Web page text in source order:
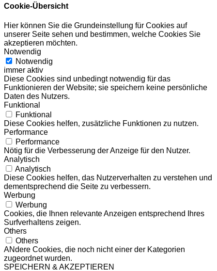
Cookie-Übersicht
Hier können Sie die Grundeinstellung für Cookies auf
unserer Seite sehen und bestimmen, welche Cookies Sie
akzeptieren möchten.
Notwendig
Notwendig
immer aktiv
Diese Cookies sind unbedingt notwendig für das
Funktionieren der Website; sie speichern keine persönliche
Daten des Nutzers.
Funktional
Funktional
Diese Cookies helfen, zusätzliche Funktionen zu nutzen.
Performance
Performance
Nötig für die Verbesserung der Anzeige für den Nutzer.
Analytisch
Analytisch
Diese Cookies helfen, das Nutzerverhalten zu verstehen und
dementsprechend die Seite zu verbessern.
Werbung
Werbung
Cookies, die Ihnen relevante Anzeigen entsprechend Ihres
Surfverhaltens zeigen.
Others
Others
ANdere Cookies, die noch nicht einer der Kategorien
zugeordnet wurden.
SPEICHERN & AKZEPTIEREN